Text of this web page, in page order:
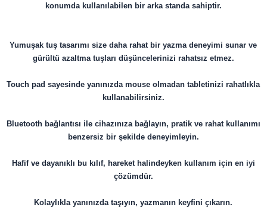
konumda kullanılabilen bir arka standa sahiptir.
Yumuşak tuş tasarımı size daha rahat bir yazma deneyimi sunar ve
gürültü azaltma tuşları düşüncelerinizi rahatsız etmez.
Touch pad sayesinde yanınızda mouse olmadan tabletinizi rahatlıkla
kullanabilirsiniz.
Bluetooth bağlantısı ile cihazınıza bağlayın, pratik ve rahat kullanımı
benzersiz bir şekilde deneyimleyin.
Hafif ve dayanıklı bu kılıf, hareket halindeyken kullanım için en iyi
çözümdür.
Kolaylıkla yanınızda taşıyın, yazmanın keyfini çıkarın.